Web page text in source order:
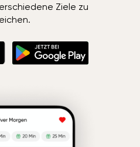
Ziele zu